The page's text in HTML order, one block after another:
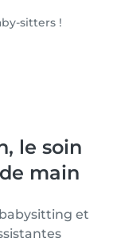
sitters !
le soin
main
et